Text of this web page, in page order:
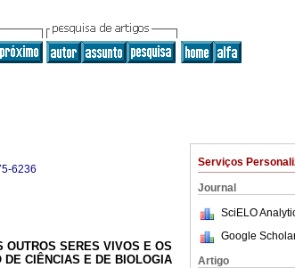
Serviços
Journal
SciELO
Google
Artigo
6236
OUTROS SERES VIVOS E OS
DE CIÊNCIAS E DE BIOLOGIA